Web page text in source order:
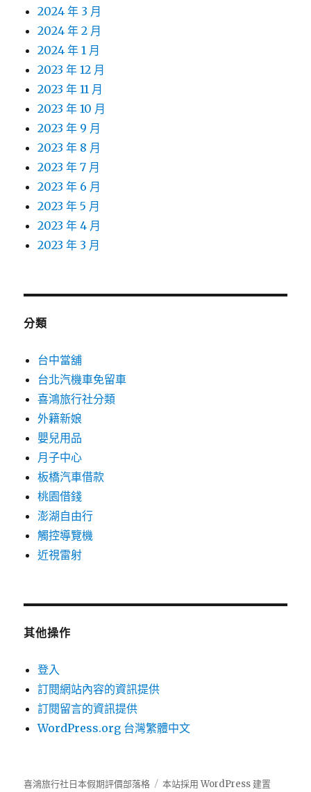
2024 年 3 月
2024 年 2 月
2024 年 1 月
2023 年 12 月
2023 年 11 月
2023 年 10 月
2023 年 9 月
2023 年 8 月
2023 年 7 月
2023 年 6 月
2023 年 5 月
2023 年 4 月
2023 年 3 月
分類
台中當舖
台北汽機車免留車
喜鴻旅行社分類
外籍新娘
嬰兒用品
月子中心
板橋汽車借款
桃園借錢
澎湖自由行
觸控導覽機
近視雷射
其他操作
登入
訂閱網站內容的資訊提供
訂閱留言的資訊提供
WordPress.org 台灣繁體中文
喜鴻旅行社日本假期評價部落格 本站採用 WordPress 建置